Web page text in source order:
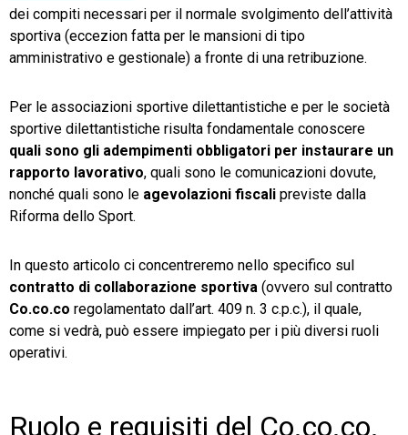
dei compiti necessari per il normale svolgimento dell’attività
sportiva (eccezion fatta per le mansioni di tipo
amministrativo e gestionale) a fronte di una retribuzione.
Per le associazioni sportive dilettantistiche e per le società
sportive dilettantistiche risulta fondamentale conoscere
quali sono gli adempimenti obbligatori per instaurare un
rapporto lavorativo, quali sono le comunicazioni dovute,
nonché quali sono le agevolazioni fiscali previste dalla
Riforma dello Sport.
In questo articolo ci concentreremo nello specifico sul
contratto di collaborazione sportiva (ovvero sul contratto
Co.co.co regolamentato dall’art. 409 n. 3 c.p.c.), il quale,
come si vedrà, può essere impiegato per i più diversi ruoli
operativi.
Ruolo e requisiti del Co.co.co.